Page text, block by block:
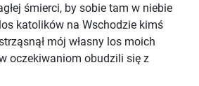
śmierci, by sobie tam w niebie
katolików na Wschodzie kimś
mój własny los moich
oczekiwaniom obudzili się z